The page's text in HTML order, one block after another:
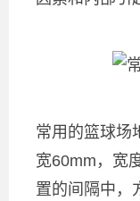
常用的篮球场
宽60mm，宽
置的间隔中，